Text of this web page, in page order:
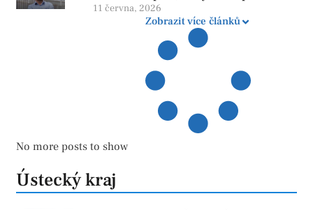
více otazníků než jistot
11 června, 2026
Zobrazit více článků
No more posts to show
Ústecký kraj